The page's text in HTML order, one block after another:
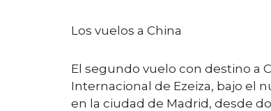
Los vuelos a China
El segundo vuelo con destino a
Internacional de Ezeiza, bajo el
en la ciudad de Madrid, desde